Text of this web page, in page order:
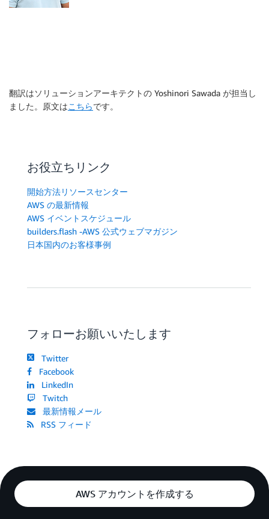
翻訳はソリューションアーキテクトの Yoshinori Sawada が担当し
ました。原文はこちらです。
お役立ちリンク
開始方法リソースセンター
AWS の最新情報
AWS イベントスケジュール
builders.flash -AWS 公式ウェブマガジン
日本国内のお客様事例
フォローお願いいたします
Twitter
Facebook
LinkedIn
Twitch
最新情報メール
RSS フィード
AWS アカウントを作成する